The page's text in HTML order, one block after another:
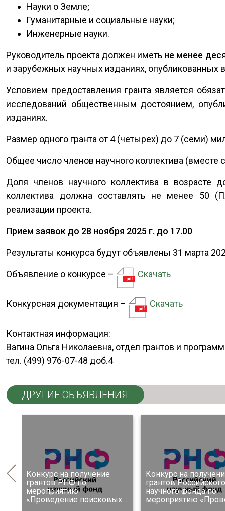
Науки о Земле;
Гуманитарные и социальные науки;
Инженерные науки.
Руководитель проекта должен иметь не менее
и зарубежных научных изданиях, опубликованных
Условием предоставления гранта является
исследований общественным достоянием,
изданиях.
Размер одного гранта от 4 (четырех) до 7 (семи)
Общее число членов научного коллектива (вместе
Доля членов научного коллектива в возрасте
коллектива должна составлять не менее 50
реализации проекта.
Прием заявок до 28 ноября 2025 г. до 17.00
Результаты конкурса будут объявлены 31 марта
Объявление о конкурсе – Скачать
Конкурсная документация – Скачать
Контактная информация:
Вагина Ольга Николаевна, отдел грантов и
тел. (499) 976-07-48 доб.4
ДРУГИЕ ОБЪЯВЛЕНИЯ
Конкурс на получение
грантов РНФ по
мероприятию
«Проведение поисковых…
Конкурс на
грантов Российского
научного фонда по
мероприятию